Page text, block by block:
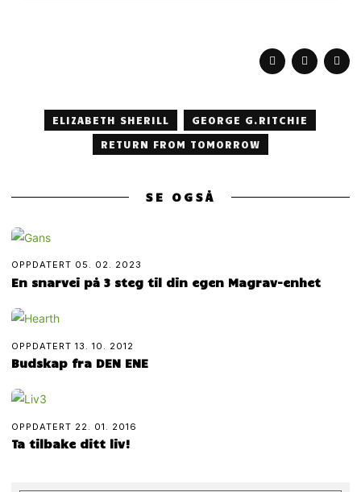
ELIZABETH SHERILL
GEORGE G.RITCHIE
RETURN FROM TOMORROW
SE OGSÅ
OPPDATERT 05. 02. 2023
En snarvei på 3 steg til din egen Magrav-enhet
OPPDATERT13. 10. 2012
Budskap fra DEN ENE
OPPDATERT 22. 01. 2016
Ta tilbake ditt liv!